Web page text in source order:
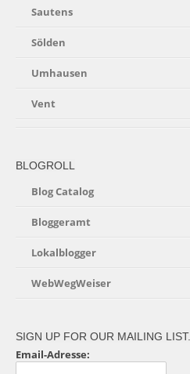
Sautens
Sölden
Umhausen
Vent
BLOGROLL
Blog Catalog
Bloggeramt
Lokalblogger
WebWegWeiser
SIGN UP FOR OUR MAILING LIST.
Email-Adresse: